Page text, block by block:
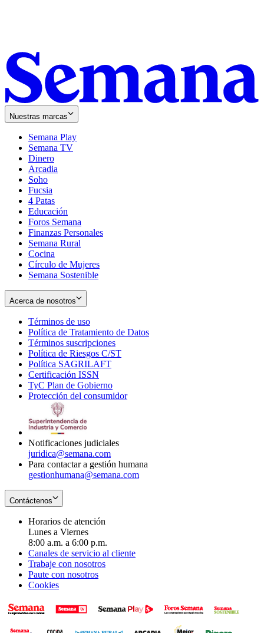
Nuestras marcas
Semana Play
Semana TV
Dinero
Arcadia
Soho
in
new
window
Fucsia
in
new
window
4 Patas
Educación
Foros Semana
Finanzas Personales
Semana Rural
Cocina
Círculo de Mujeres
Semana Sostenible
Acerca de nosotros
Términos de uso
in
new
window
Política de Tratamiento de Datos
Términos suscripciones
in
Política de Riesgos C/ST
Política SAGRILAFT
new
window
Certificación ISSN
in
new
TyC Plan de Gobierno
in
Protección del consumidorOpens
Notificaciones judiciales
juridica@semana.com
Para contactar a gestión humana
gestionhumana@semana.com
Contáctenos
Horarios de atención
Lunes a Viernes
8:00 a.m. a 6:00 p.m.
Canales de servicio al cliente
Trabaje con nosotros
Paute con nosotros
Cookies